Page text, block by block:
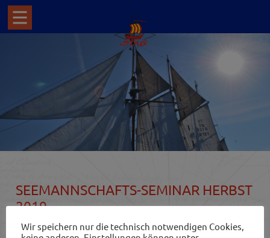
SEEMANNSCHAFTS-SEMINAR HERBST
2019
Wir speichern nur die technisch notwendigen Cookies,